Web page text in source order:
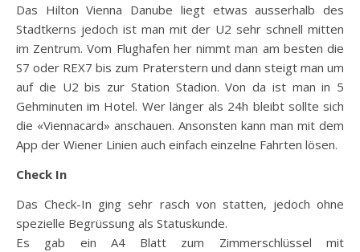
Das Hilton Vienna Danube liegt etwas ausserhalb des
Stadtkerns jedoch ist man mit der U2 sehr schnell mitten
im Zentrum. Vom Flughafen her nimmt man am besten die
S7 oder REX7 bis zum Praterstern und dann steigt man um
auf die U2 bis zur Station Stadion. Von da ist man in 5
Gehminuten im Hotel. Wer länger als 24h bleibt sollte sich
die «Viennacard» anschauen. Ansonsten kann man mit dem
App der Wiener Linien auch einfach einzelne Fahrten lösen.
Check In
Das Check-In ging sehr rasch von statten, jedoch ohne
spezielle Begrüssung als Statuskunde.
Es gab ein A4 Blatt zum Zimmerschlüssel mit